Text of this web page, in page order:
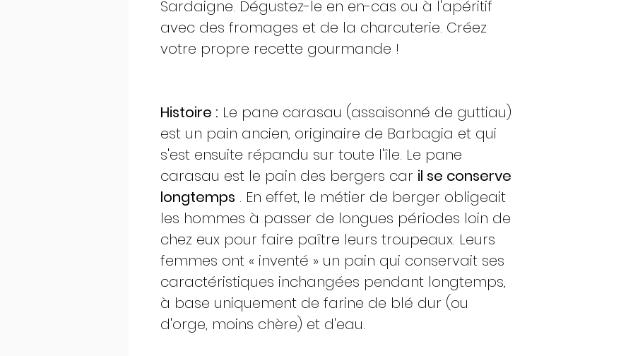
Sardaigne. Dégustez-le en en-cas ou à l'apéritif
avec des fromages et de la charcuterie. Créez
votre propre recette gourmande !
Histoire : Le pane carasau (assaisonné de guttiau)
est un pain ancien, originaire de Barbagia et qui
s'est ensuite répandu sur toute l'île. Le pane
carasau est le pain des bergers car il se conserve
longtemps . En effet, le métier de berger obligeait
les hommes à passer de longues périodes loin de
chez eux pour faire paître leurs troupeaux. Leurs
femmes ont « inventé » un pain qui conservait ses
caractéristiques inchangées pendant longtemps,
à base uniquement de farine de blé dur (ou
d'orge, moins chère) et d'eau.